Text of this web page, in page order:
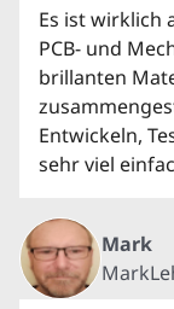
Es ist wirklich
PCB- und
brillanten
Entwickeln,
sehr viel
Mark